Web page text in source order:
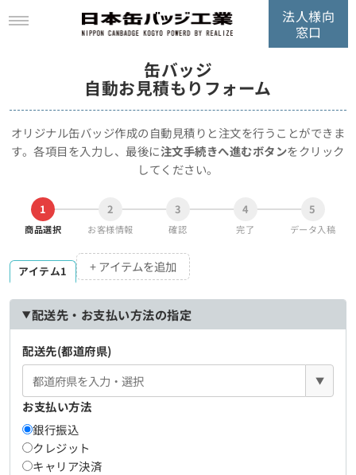
法人様向
窓口
缶バッジ
自動お見積もりフォーム
オリジナル缶バッジ作成の自動見積りと注文を行うことができま
す。各項目を入力し、最後に注文手続きへ進むボタンをクリック
してください。
1
商品選択
2
お客様情報
3
確認
4
完了
5
データ入稿
アイテム1 + アイテムを追加
配送先・お支払い方法の指定
配送先(都道府県)
▼
お支払い方法
銀行振込
クレジット
キャリア決済